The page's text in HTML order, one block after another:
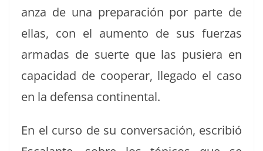
an­za de una preparación por parte de
ellas, con el aumen­to de sus fuerzas
armadas de suerte que las pusiera en
capaci­dad de coop­er­ar, lle­ga­do el caso
en la defen­sa continental.
En el cur­so de su con­ver­sación, escribió